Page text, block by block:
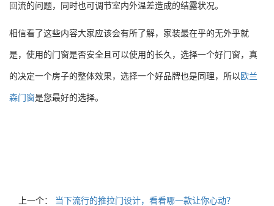
回流的问题，同时也可调节室内外温差造成的结露状况。
相信看了这些内容大家应该会有所了解，家装最在乎的无外乎就
是，使用的门窗是否安全且可以使用的长久，选择一个好门窗，真
的决定一个房子的整体效果，选择一个好品牌也是同理，所以 欧兰
森门窗是您最好的选择。
上一个：
当下流行的推拉门设计，看看哪一款让你心动？